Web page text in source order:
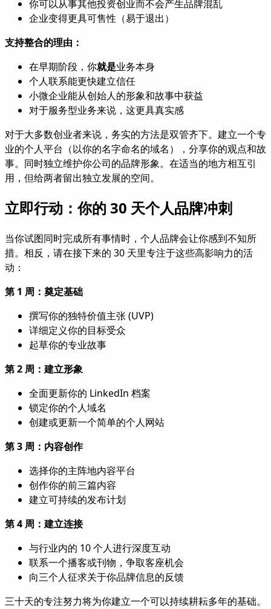
你可以从事其他投资创业而不会产生品牌混乱
企业变得更具可售性（易于退出）
支持整合的理由：
在早期阶段，你就是业务本身
个人联系能更快建立信任
小微企业能从创始人的形象和故事中获益
对于服务型业务来说，这更具真实感
对于大多数创业者来说，务实的方法是双管齐下。建立一个专
业的个人平台（以你的名字命名的域名），分享你的观点和故
事。同时独立维护你公司的品牌形象。在适当的地方相互引
用，但给两者留出独立发展的空间。
立即行动：你的 30 天个人品牌冲刺
当你试图同时完成所有事情时，个人品牌会让你感到不知所
措。相反，请在接下来的 30 天里专注于这些高影响力的活
动：
第 1 周：奠定基础
撰写你的独特价值主张 (UVP)
详细定义你的目标受众
起草你的专业故事
第 2 周：建立形象
全面更新你的 LinkedIn 档案
锁定你的个人域名
创建或更新一个简单的个人网站
第 3 周：内容创作
选择你的主阵地内容平台
创作你的前三篇内容
建立可持续的发布计划
第 4 周：建立连接
与行业内的 10 个人进行深度互动
联系一个播客或刊物，争取客座机会
向三个人征求关于你品牌信息的反馈
三十天的专注努力将为你建立一个可以持续耕耘多年的基础。